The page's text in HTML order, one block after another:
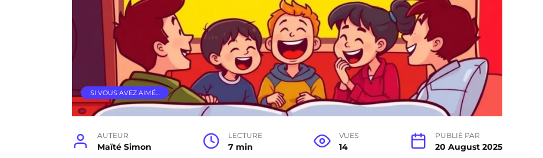
SI VOUS AVEZ AIMÉ…
AUTEUR
Maïté Simon
LECTURE
7 min
VUES
14
PUBLIÉ PAR
20 August 2025